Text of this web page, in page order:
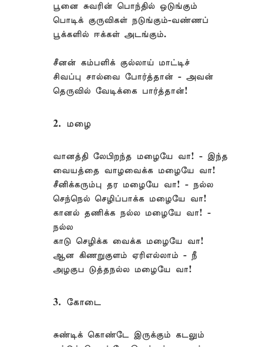
பூனை சுவரின் பொந்தில் ஒடுங்கும்
பொடிக் குருவிகள் நடுங்கும்-வண்ணப்
பூக்களில் ஈக்கள் அடங்கும்.
சீனன் கம்பளிக் குல்லாய் மாட்டிச்
சிவப்பு சால்வை போர்த்தான் - அவன்
தெருவில் வேடிக்கை பார்த்தான்!
2. மழை
வானத்தி லேபிறந்த மழையே வா! - இந்த
வையத்தை வாழவைக்க மழையே வா!
சீனிக்கரும்பு தர மழையே வா! - நல்ல
செந்நெல் செழிப்பாக்க மழையே வா!
கானல் தணிக்க நல்ல மழையே வா! -
நல்ல
காடு செழிக்க வைக்க மழையே வா!
ஆன கிணறுகுளம் ஏரிஎல்லாம் - நீ
அழகுப டுத்தநல்ல மழையே வா!
3. கோடை
சுண்டிக் கொண்டே இருக்கும் கடலும்